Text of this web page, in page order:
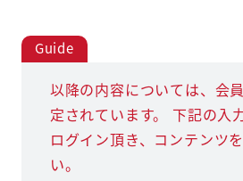
以降の内容については、会
定されています。
下記の入
ログイン頂き、コンテンツ
い。